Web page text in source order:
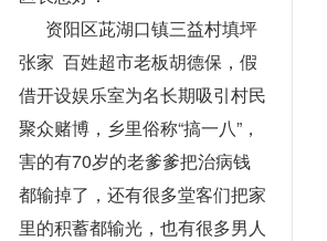
资阳区茈湖口镇三益村填坪
张家 百姓超市老板胡德保，假
借开设娱乐室为名长期吸引村民
聚众赌博，乡里俗称“搞一八”，
害的有70岁的老爹爹把治病钱
都输掉了，还有很多堂客们把家
里的积蓄都输光，也有很多男人